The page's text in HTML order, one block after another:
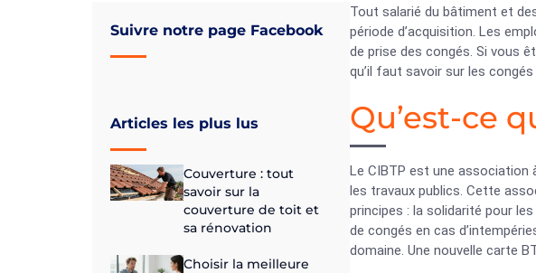
Suivre notre page Facebook
Articles les plus lus
Couverture : tout
savoir sur la
couverture de toit et
sa rénovation
Choisir la meilleure
Tout salarié du bâtiment et
période d’acquisition. Les
de prise des congés. Si vous
qu’il faut savoir sur les
Qu’est-ce
Le CIBTP est une
les travaux publics. Cette
principes : la solidarité pour
de congés en cas
domaine. Une nouvelle carte